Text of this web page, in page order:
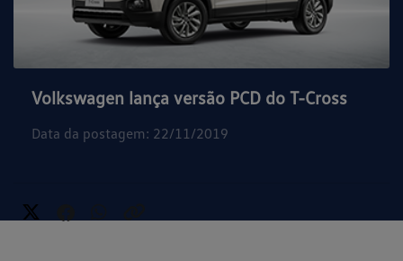
Volkswagen lança versão PCD do T-Cross
Data da postagem: 22/11/2019